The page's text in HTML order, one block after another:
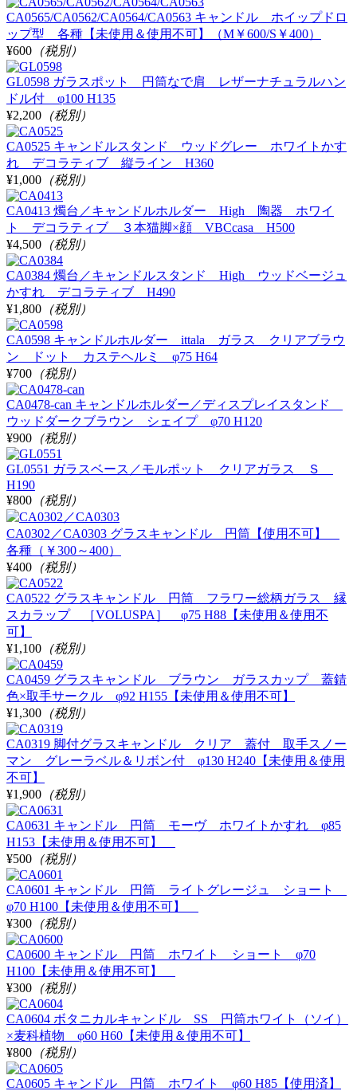
CA0565/CA0562/CA0564/CA0563 キャンドル ホイップドロ
ップ型 各種【未使用＆使用不可】（M￥600/S￥400）
¥600 （税別）
GL0598 ガラスポット 円筒なで肩 レザーナチュラルハン
ドル付 φ100 H135
¥2,200 （税別）
CA0525 キャンドルスタンド ウッドグレー ホワイトかす
れ デコラティブ 縦ライン H360
¥1,000 （税別）
CA0413 燭台／キャンドルホルダー High 陶器 ホワイ
ト デコラティブ ３本猫脚×顔 VBCcasa H500
¥4,500 （税別）
CA0384 燭台／キャンドルスタンド High ウッドベージュ
かすれ デコラティブ H490
¥1,800 （税別）
CA0598 キャンドルホルダー ittala ガラス クリアブラウ
ン ドット カステヘルミ φ75 H64
¥700 （税別）
CA0478-can キャンドルホルダー／ディスプレイスタンド
ウッドダークブラウン シェイプ φ70 H120
¥900 （税別）
GL0551 ガラスベース／モルポット クリアガラス Ｓ
H190
¥800 （税別）
CA0302／CA0303 グラスキャンドル 円筒【使用不可】
各種（￥300～400）
¥400 （税別）
CA0522 グラスキャンドル 円筒 フラワー総柄ガラス 縁
スカラップ ［VOLUSPA］ φ75 H88【未使用＆使用不
可】
¥1,100 （税別）
CA0459 グラスキャンドル ブラウン ガラスカップ 蓋錆
色×取手サークル φ92 H155【未使用＆使用不可】
¥1,300 （税別）
CA0319 脚付グラスキャンドル クリア 蓋付 取手スノー
マン グレーラベル＆リボン付 φ130 H240【未使用＆使用
不可】
¥1,900 （税別）
CA0631 キャンドル 円筒 モーヴ ホワイトかすれ φ85
H153【未使用＆使用不可】
¥500 （税別）
CA0601 キャンドル 円筒 ライトグレージュ ショート
φ70 H100【未使用＆使用不可】
¥300 （税別）
CA0600 キャンドル 円筒 ホワイト ショート φ70
H100【未使用＆使用不可】
¥300 （税別）
CA0604 ボタニカルキャンドル SS 円筒ホワイト（ソイ）
×麦科植物 φ60 H60【未使用＆使用不可】
¥800 （税別）
CA0605 キャンドル 円筒 ホワイト φ60 H85【使用済】